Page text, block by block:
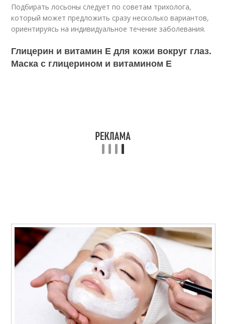
Подбирать лосьоны следует по советам трихолога,
который может предложить сразу несколько вариантов,
ориентируясь на индивидуальное течение заболевания.
Глицерин и витамин Е для кожи вокруг глаз.
Маска с глицерином и витамином Е